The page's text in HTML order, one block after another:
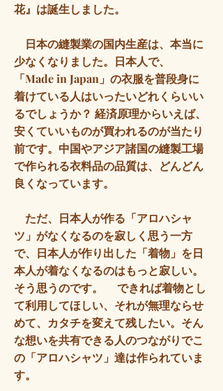
花』は誕生しました。
日本の縫製業の国内生産は、本当に
少なくなりました。日本人で、
「Made in Japan」の衣服を普段身に
着けている人はいったいどれくらいい
るでしょうか？ 経済原理からいえば、
安くていいものが買われるのが当たり
前です。中国やアジア諸国の縫製工場
で作られる衣料品の品質は、どんどん
良くなっています。
ただ、日本人が作る「アロハシャ
ツ」がなくなるのを寂しく思う一方
で、日本人が作り出した「着物」を日
本人が着なくなるのはもっと寂しい。
そう思うのです。 できれば着物とし
て利用してほしい、それが無理ならせ
めて、カタチを変えて残したい。そん
な想いを共有できる人のつながりでこ
の「アロハシャツ」達は作られていま
す。